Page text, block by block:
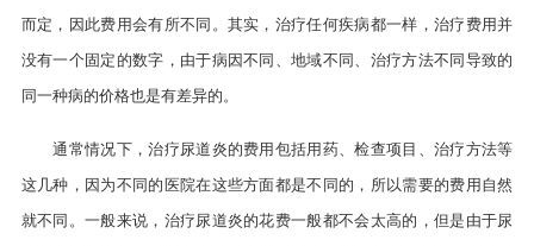
而定，因此费用会有所不同。其实，治疗任何疾病都一样，治疗费用并
没有一个固定的数字，由于病因不同、地域不同、治疗方法不同导致的
同一种病的价格也是有差异的。
通常情况下，治疗尿道炎的费用包括用药、检查项目、治疗方法等
这几种，因为不同的医院在这些方面都是不同的，所以需要的费用自然
就不同。一般来说，治疗尿道炎的花费一般都不会太高的，但是由于尿